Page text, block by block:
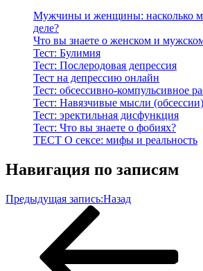
Мужчины и женщины: насколько
деле?
Что вы знаете о женском и
Тест: Булимия
Тест: Послеродовая депрессия
Тест на депрессию онлайн
Тест: обсессивно-компульсивное
Тест: Навязчивые мысли (обсессии)
Тест: эректильная дисфункция
Тест: Что вы знаете о фобиях?
ТЕСТ О сексе: мифы и реальность
Навигация по записям
Предыдущая запись:Назад